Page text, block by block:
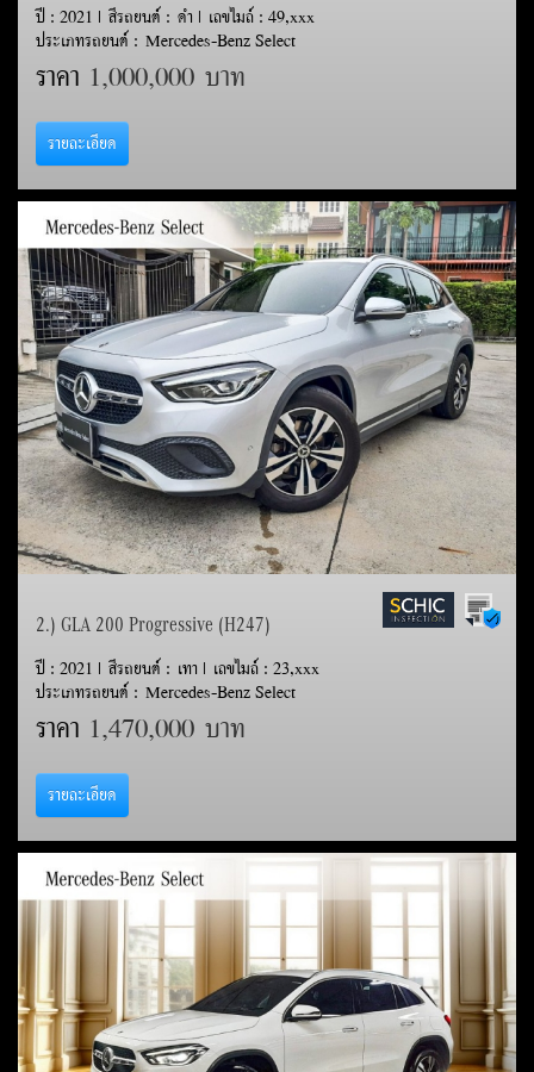
ปี : 2021 | สีรถยนต์ : ดำ | เลขไมล์ : 49,xxx
ประเภทรถยนต์ : Mercedes-Benz Select
ราคา 1,000,000 บาท
รายละเอียด
2.) GLA 200 Progressive (H247)
ปี : 2021 | สีรถยนต์ : เทา | เลขไมล์ : 23,xxx
ประเภทรถยนต์ : Mercedes-Benz Select
ราคา 1,470,000 บาท
รายละเอียด